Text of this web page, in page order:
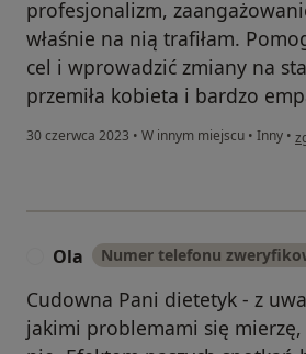
profesjonalizm,
właśnie na nią trafiłam.
cel i wprowadzić zmiany na
przemiła kobieta i bardzo
30 czerwca 2023 • W innym miejscu • Inny •
Ola Numer telefonu
Cudowna Pani dietetyk - z
jakimi problemami się